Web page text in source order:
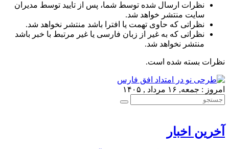
نظرات ارسال شده توسط شما، پس از تایید توسط مدیران
سایت منتشر خواهد شد.
نظراتی که حاوی تهمت یا افترا باشد منتشر نخواهد شد.
نظراتی که به غیر از زبان فارسی یا غیر مرتبط با خبر باشد
منتشر نخواهد شد.
نظرات بسته شده است.
امروز : جمعه, ۱۶ مرداد , ۱۴۰۵
آخرین اخبار